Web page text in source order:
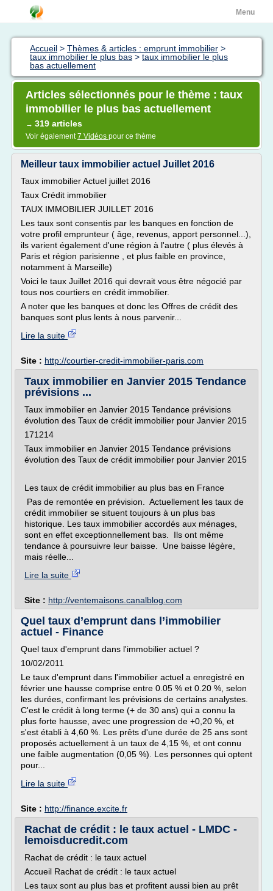
Menu
Accueil > Thèmes & articles : emprunt immobilier >
taux immobilier le plus bas > taux immobilier le plus
bas actuellement
Articles sélectionnés pour le thème : taux
immobilier le plus bas actuellement
→ 319 articles
Voir également7 Vidéos pour ce thème
Meilleur taux immobilier actuel Juillet 2016
Taux immobilier Actuel juillet 2016
Taux Crédit immobilier
TAUX IMMOBILIER JUILLET 2016
Les taux sont consentis par les banques en fonction de
votre profil emprunteur ( âge, revenus, apport personnel...),
ils varient également d'une région à l'autre ( plus élevés à
Paris et région parisienne , et plus faible en province,
notamment à Marseille)
Voici le taux Juillet 2016 qui devrait vous être négocié par
tous nos courtiers en crédit immobilier.
A noter que les banques et donc les Offres de crédit des
banques sont plus lents à nous parvenir...
Lire la suite
Site : http://courtier-credit-immobilier-paris.com
Taux immobilier en Janvier 2015 Tendance
prévisions ...
Taux immobilier en Janvier 2015 Tendance prévisions
évolution des Taux de crédit immobilier pour Janvier 2015
171214
Taux immobilier en Janvier 2015 Tendance prévisions
évolution des Taux de crédit immobilier pour Janvier 2015
Les taux de crédit immobilier au plus bas en France
Pas de remontée en prévision. Actuellement les taux de
crédit immobilier se situent toujours à un plus bas
historique. Les taux immobilier accordés aux ménages,
sont en effet exceptionnellement bas. Ils ont même
tendance à poursuivre leur baisse. Une baisse légère,
mais réelle...
Lire la suite
Site : http://ventemaisons.canalblog.com
Quel taux d’emprunt dans l’immobilier
actuel - Finance
Quel taux d'emprunt dans l'immobilier actuel ?
10/02/2011
Le taux d'emprunt dans l'immobilier actuel a enregistré en
février une hausse comprise entre 0.05 % et 0.20 %, selon
les durées, confirmant les prévisions de certains analystes.
C'est le crédit à long terme (+ de 30 ans) qui a connu la
plus forte hausse, avec une progression de +0,20 %, et
s'est établi à 4,60 %. Les prêts d'une durée de 25 ans sont
proposés actuellement à un taux de 4,15 %, et ont connu
une faible augmentation (0,05 %). Les personnes qui optent
pour...
Lire la suite
Site : http://finance.excite.fr
Rachat de crédit : le taux actuel - LMDC -
lemoisducredit.com
Rachat de crédit : le taux actuel
Accueil Rachat de crédit : le taux actuel
Les taux sont au plus bas et profitent aussi bien au prêt